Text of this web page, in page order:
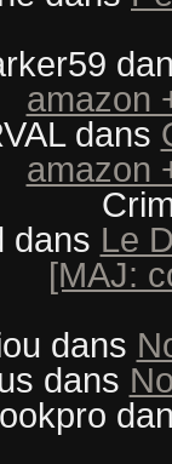
amazon
dans
amazon
dans Le
[MAJ:
dans
dans